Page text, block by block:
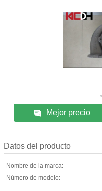
Mejor precio
Datos del producto
Nombre de la marca:
Número de modelo: